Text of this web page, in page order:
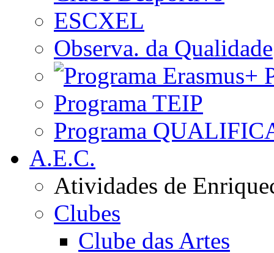
ESCXEL
Observa. da Qualidade
Programa TEIP
Programa
A.E.C.
Atividades de
Clubes
Clube das Artes